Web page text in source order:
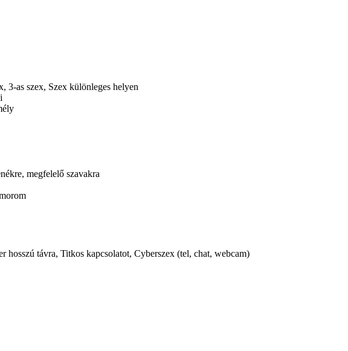
3-as szex, Szex különleges helyen
megfelelő szavakra
hosszú távra, Titkos kapcsolatot, Cyberszex (tel, chat, webcam)